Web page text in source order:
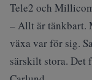
Tele2 och
– Allt är tänkbart.
växa var för sig.
särskilt stora. Det